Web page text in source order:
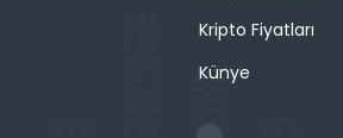
Kripto Fiyatları
Künye